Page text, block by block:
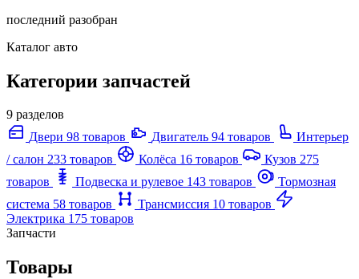
последний разобран
Каталог авто
Категории запчастей
9 разделов
Двери 98 товаров Двигатель 94 товаров
Интерьер
/ салон 233 товаров Колёса 16 товаров Кузов 275
товаров
Подвеска и рулевое 143 товаров
Тормозная
система 58 товаров Трансмиссия 10 товаров
Электрика 175 товаров
Запчасти
Товары